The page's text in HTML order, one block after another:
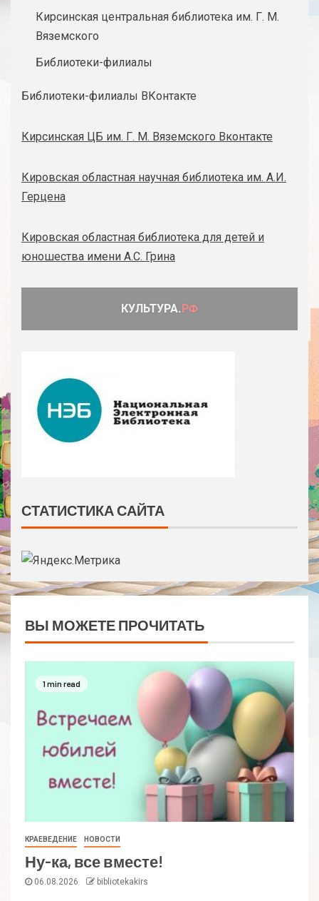
Кирсинская центральная библиотека им. Г. М.
Вяземского
Библиотеки-филиалы
Библиотеки-филиалы ВКонтакте
Кирсинская ЦБ им. Г. М. Вяземского Вконтакте
Кировская областная научная библиотека им. А.И.
Герцена
Кировская областная библиотека для детей и
юношества имени А.С. Грина
СТАТИСТИКА САЙТА
ВЫ МОЖЕТЕ ПРОЧИТАТЬ
1 min read
КРАЕВЕДЕНИЕ НОВОСТИ
Ну-ка, все вместе!
06.08.2026 bibliotekakirs